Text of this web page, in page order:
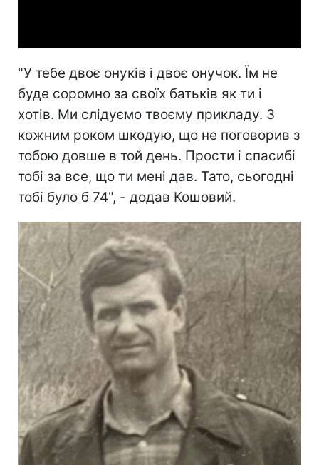
"У тебе двоє онуків і двоє онучок. Їм не
буде соромно за своїх батьків як ти і
хотів. Ми слідуємо твоєму прикладу. З
кожним роком шкодую, що не поговорив з
тобою довше в той день. Прости і спасибі
тобі за все, що ти мені дав. Тато, сьогодні
тобі було б 74", - додав Кошовий.